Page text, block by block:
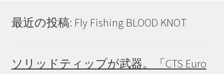
最近の投稿: Fly Fishing BLOOD KNOT
ソリッドティップが武器。「CTS Euro